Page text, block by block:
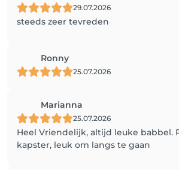
29.07.2026
steeds zeer tevreden
Ronny
25.07.2026
Marianna
25.07.2026
Heel Vriendelijk, altijd leuke babbel.
kapster, leuk om langs te gaan